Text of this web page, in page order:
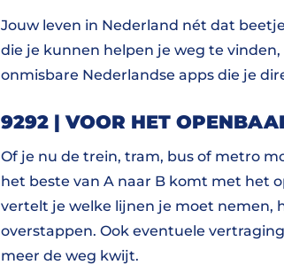
Jouw leven in Nederland nét dat
die je kunnen helpen je weg te
onmisbare Nederlandse apps die je
9292 | VOOR HET
Of je nu de trein, tram, bus of metro
het beste van A naar B komt met het
vertelt je welke lijnen je moet nemen,
overstappen. Ook eventuele
meer de weg kwijt.